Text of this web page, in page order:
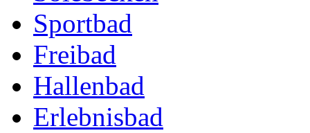
Sportbad
Freibad
Hallenbad
Erlebnisbad